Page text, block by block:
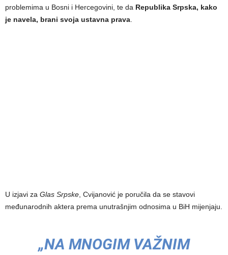
problemima u Bosni i Hercegovini, te da Republika Srpska, kako
je navela, brani svoja ustavna prava.
U izjavi za Glas Srpske, Cvijanović je poručila da se stavovi
međunarodnih aktera prema unutrašnjim odnosima u BiH mijenjaju.
„NA MNOGIM VAŽNIM